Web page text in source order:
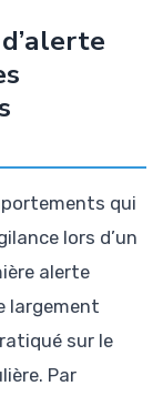
qui
lors d’un
alerte
largement
sur le
Par